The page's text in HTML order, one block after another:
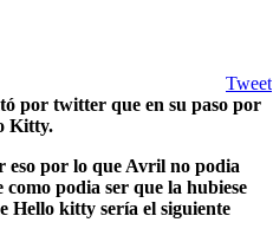
Tweet
por twitter que en su paso por
Kitty.
eso por lo que Avril no podia
podia ser que la hubiese
Hello kitty sería el siguiente